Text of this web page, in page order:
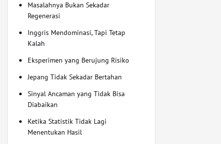
Masalahnya Bukan Sekadar
Regenerasi
Inggris Mendominasi, Tapi Tetap
Kalah
Eksperimen yang Berujung Risiko
Jepang Tidak Sekadar Bertahan
Sinyal Ancaman yang Tidak Bisa
Diabaikan
Ketika Statistik Tidak Lagi
Menentukan Hasil